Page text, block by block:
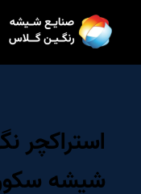
استراکچر
شیشه